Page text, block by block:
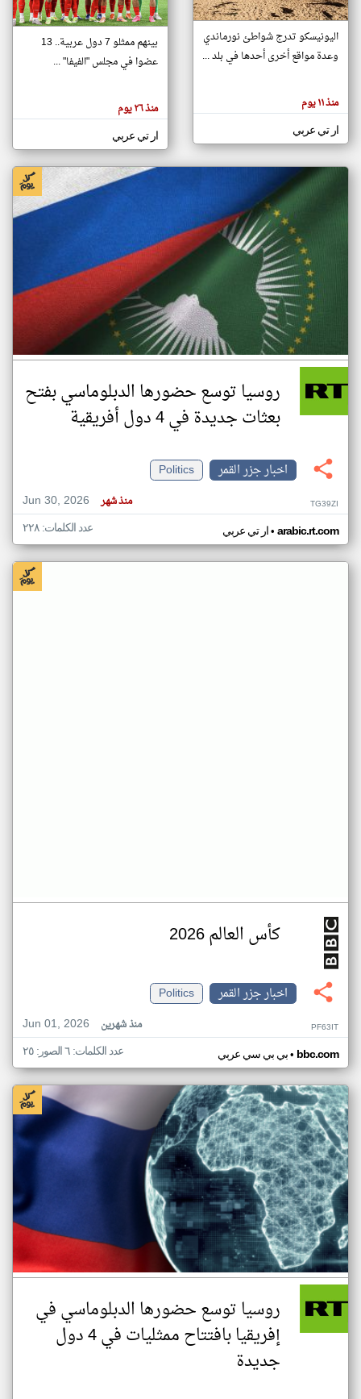
تغيير الدولة
اخبار جزر القمر على مدار الساعة
أهم اخبار جزر القمر العاجلة والمباشرة
هنا عن
وجهة
كاتبيها.
اليونيسكو تدرج شواطئ نورماندي
وعدة مواقع أخرى أحدها في بلد ...
منذ ١١ يوم
ار تي عربي
بينهم ممثلو 7 دول عربية.. 13
عضوا في مجلس "الفيفا" ...
منذ ٢٦ يوم
ار تي عربي
روسيا توسع حضورها الدبلوماسي بفتح
بعثات جديدة في 4 دول أفريقية
اخبار جزر القمر
Politics
Jun 30, 2026
منذ شهر TG39ZI
ار تي عربي• arabic.rt.com عدد الكلمات: ٢٢٨
كأس العالم 2026
اخبار جزر القمر
Politics
Jun 01, 2026
منذ شهرين PF63IT
بي بي سي عربي• bbc.com عدد الكلمات: ٦ الصور: ٢٥
روسيا توسع حضورها الدبلوماسي في
إفريقيا بافتتاح ممثليات في 4 دول
جديدة
klyoum.com